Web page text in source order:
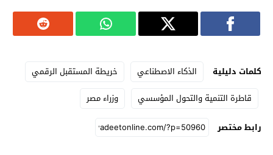
كلمات دليلية الذكاء الاصطناعي
خريطة المستقبل الرقمي
قاطرة التنمية والتحول المؤسسي
وزراء مصر
رابط مختصر